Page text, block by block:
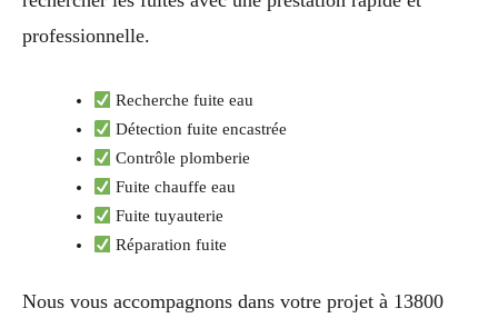
professionnelle.
Recherche fuite eau
Détection fuite encastrée
Contrôle plomberie
Fuite chauffe eau
Fuite tuyauterie
Réparation fuite
Nous vous accompagnons dans votre projet à 13800